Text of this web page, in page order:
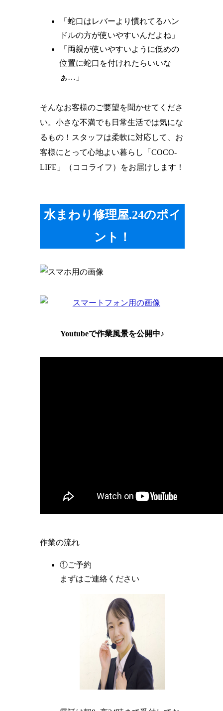
「蛇口はレバーより慣れてるハン
ドルの方が使いやすいんだよね」
「両親が使いやすいように低めの
位置に蛇口を付けれたらいいな
ぁ…」
そんなお客様のご要望を聞かせてくださ
い。小さな不満でも日常生活では気にな
るもの！スタッフは柔軟に対応して、お
客様にとって心地よい暮らし「COCO-
LIFE」（ココライフ）をお届けします！
水まわり修理屋.24のポイ
ント！
Youtubeで作業風景を公開中♪
作業の流れ
①ご予約
まずはご連絡ください